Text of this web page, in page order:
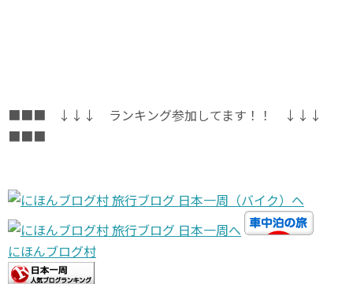
■■■ ↓↓↓ ランキング参加してます！！ ↓↓↓
■■■
にほんブログ村